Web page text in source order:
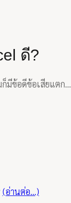
ดี?
ก็มีข้อดีข้อเสียแตก…
(อ่านต่อ…)